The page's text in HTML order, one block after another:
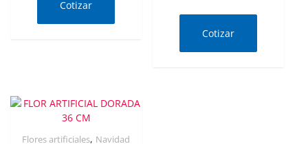
Cotizar
deCotizar
Flores artificiales, Navidad